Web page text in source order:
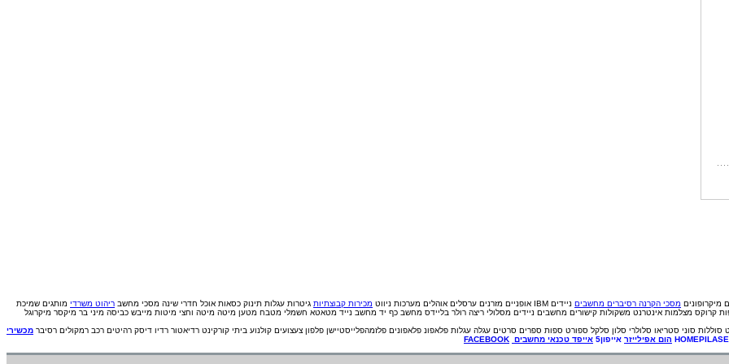
מיקרופונים מסכי הקרנה רסיברים מחשבים ניידים IBM אופניים מזרנים ערסלים אוהלים מערכות ניווט מכירות קבוצתיות גיטרות עגלות תינוק כסאות אוכל חדרי שינה מסכי מחשב ריהוט משרדי מותגים שמיכת
קרוקס מצלמות אינטרנט משקולות קישורים מחשבים ניידים מסלולי ריצה רולר בליידס מחשב כף יד מחשב נייד מטאטא חשמלי מטבח מטען מיטה מיטה וחצי מיטות מייבש כביסה מיני בר מיקסר מיקרוגל
סוללות סוני סטריאו סלולרי סלון סלקל ספורט ספות ספרים סרטים עגלה עגלות פלאפונ פלאפונים פלזמהפלייסטיישן פלפון צעצועים קולנוע ביתי קורקינט רדיאטור רדיו דיסק רהיטים רכב רמקולים רסיבר מכשירי
הום אפילייזר אייפון5 אייפד טכנאי מחשבים FACEBOOK